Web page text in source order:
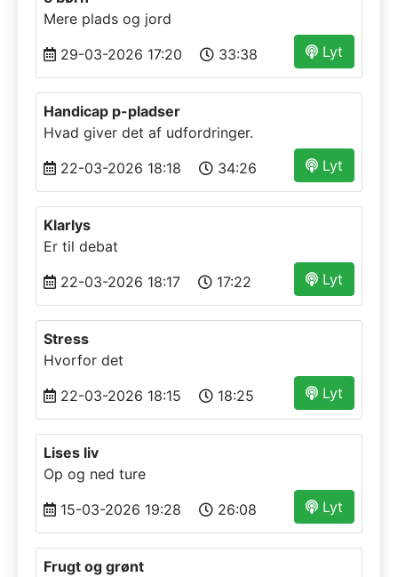
Mere plads og jord
Lyt
29-03-2026 17:20 33:38
Handicap p-pladser
Hvad giver det af udfordringer.
Lyt
22-03-2026 18:18 34:26
Klarlys
Er til debat
Lyt
22-03-2026 18:17 17:22
Stress
Hvorfor det
Lyt
22-03-2026 18:15 18:25
Lises liv
Op og ned ture
Lyt
15-03-2026 19:28 26:08
Frugt og grønt